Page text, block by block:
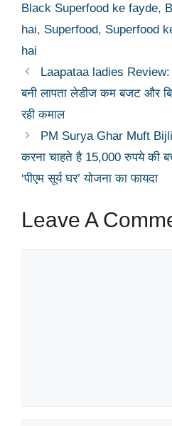
Black Superfood ke fayde,
hai, Superfood, Superfood
hai
Laapataa ladies Review:
बनी लापता लेडीज कम बजट और
रही कमाल
PM Surya Ghar Muft
करना चाहते है 15,000 रुपये की
‘पीएम सूर्य घर’ योजना का फायदा
Leave A